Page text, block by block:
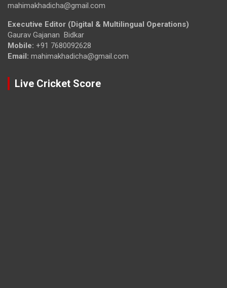
mahimakhadicha@gmail.com
Executive Editor (Digital & Multilingual Operations)
Gaurav Gajanan Bidkar
Mobile: +91 7680092628
Email: mahimakhadicha@gmail.com
Live Cricket Score